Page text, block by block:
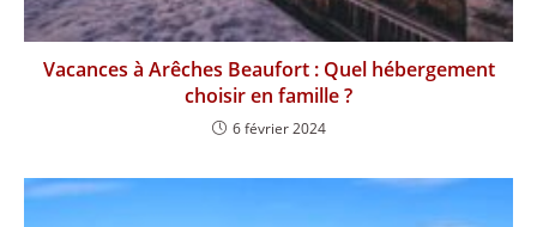
Vacances à Arêches Beaufort : Quel hébergement
choisir en famille ?
6 février 2024